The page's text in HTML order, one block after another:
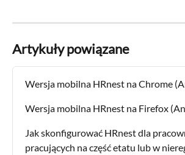
Artykuły powiązane
Wersja mobilna HRnest na Chrome
Wersja mobilna HRnest na Firefox
Jak skonfigurować HRnest dla
pracujących na część etatu lub w